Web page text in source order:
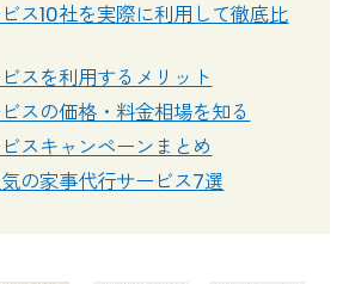
ス10社を実際に利用して徹底比
スを利用するメリット
スの価格・料金相場を知る
スキャンペーンまとめ
の家事代行サービス7選